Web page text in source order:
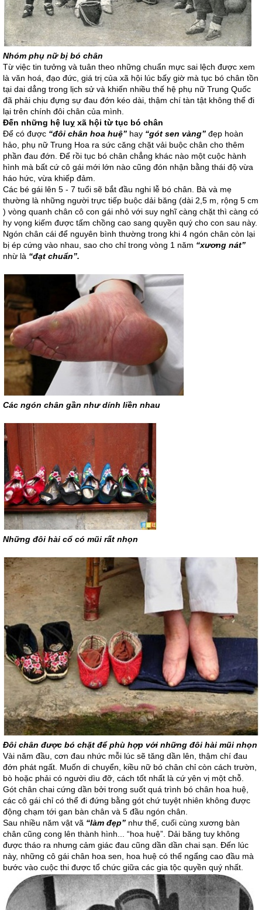
Nhóm phụ nữ bị bó chân
Từ việc tin tưởng và tuân theo những chuẩn mực sai lệch được xem
là văn hoá, đạo đức, giá trị của xã hội lúc bấy giờ mà tục bó chân tồn
tại dai dẳng trong lịch sử và khiến nhiều thế hệ phụ nữ Trung Quốc
đã phải chịu đựng sự đau đớn kéo dài, thậm chí tàn tật không thể đi
lại trên chính đôi chân của mình.
Đến những hệ luỵ xã hội từ tục bó chân
Để có được “đôi chân hoa huệ” hay “gót sen vàng” đẹp hoàn
hảo, phụ nữ Trung Hoa ra sức căng chặt vải buộc chân cho thêm
phần đau đớn. Để rồi tục bó chân chẳng khác nào một cuộc hành
hình mà bất cứ cô gái mới lớn nào cũng đón nhận bằng thái độ vừa
háo hức, vừa khiếp đảm.
Các bé gái lên 5 - 7 tuổi sẽ bắt đầu nghi lễ bó chân. Bà và mẹ
thường là những người trực tiếp buộc dải băng (dài 2,5 m, rộng 5 cm
) vòng quanh chân cô con gái nhỏ với suy nghĩ càng chặt thì càng có
hy vọng kiếm được tấm chồng cao sang quyền quý cho con sau này.
Ngón chân cái để nguyên bình thường trong khi 4 ngón chân còn lại
bị ép cứng vào nhau, sao cho chỉ trong vòng 1 năm “xương nát”
nhừ là “đạt chuẩn”.
Các ngón chân gần như dính liền nhau
Những đôi hài cổ có mũi rất nhọn
Đôi chân được bó chặt để phù hợp với những đôi hài mũi nhọn
Vài năm đầu, cơn đau nhức mỗi lúc sẽ tăng dần lên, thậm chí đau
đớn phát ngất. Muốn di chuyển, kiều nữ bó chân chỉ còn cách trườn,
bò hoặc phải có người dìu đỡ, cách tốt nhất là cứ yên vị một chỗ.
Gót chân chai cứng dần bởi trong suốt quá trình bó chân hoa huệ,
các cô gái chỉ có thể đi đứng bằng gót chứ tuyệt nhiên không được
động chạm tới gan bàn chân và 5 đầu ngón chân.
Sau nhiều năm vật vã “làm đẹp” như thế, cuối cùng xương bàn
chân cũng cong lên thành hình... “hoa huệ”. Dải băng tuy không
được tháo ra nhưng cảm giác đau cũng dần dần chai sạn. Đến lúc
này, những cô gái chân hoa sen, hoa huệ có thể ngẩng cao đầu mà
bước vào cuộc thi được tổ chức giữa các gia tộc quyền quý nhất.